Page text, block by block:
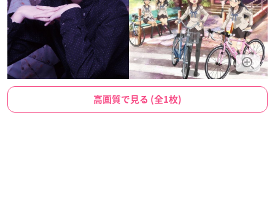
高画質で見る (全1枚)